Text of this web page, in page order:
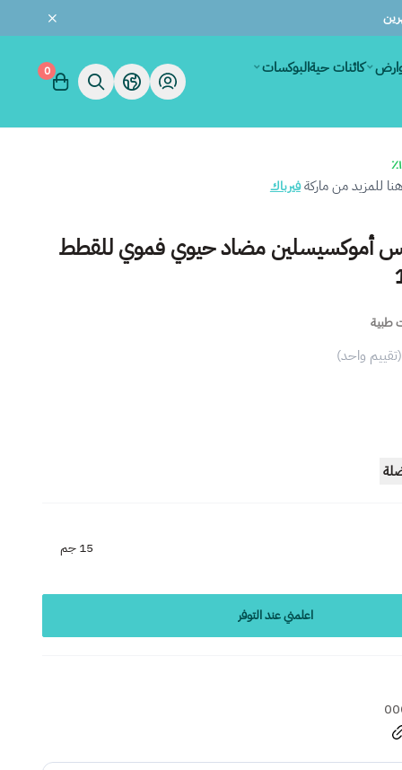
كائنات حيةالبوكسات
0
للمزيد من ماركةفيرباك
أموكسيسلين مضاد حيوي فموي للقطط
طبية
(تقييم واحد)
15 جم
اعلمني عند التوفر